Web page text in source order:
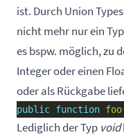
ist. Durch Union
nicht mehr nur ein
es bspw. möglich, zu
Integer oder einen
oder als Rückgabe
public function foo
Lediglich der Typ void